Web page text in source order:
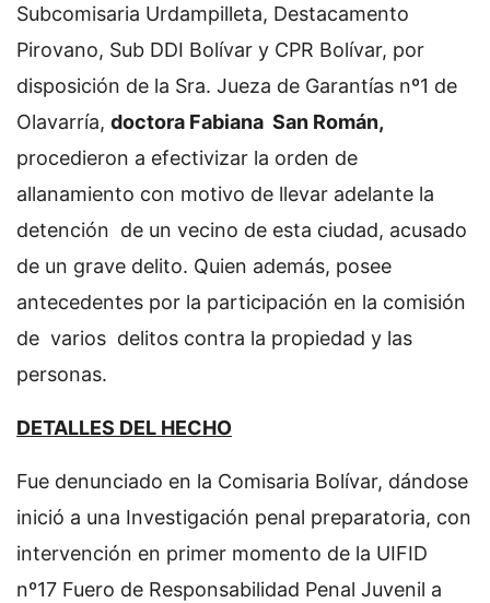
Subcomisaria Urdampilleta, Destacamento
Pirovano, Sub DDI Bolívar y CPR Bolívar, por
disposición de la Sra. Jueza de Garantías nº1 de
Olavarría, doctora Fabiana San Román,
procedieron a efectivizar la orden de
allanamiento con motivo de llevar adelante la
detención de un vecino de esta ciudad, acusado
de un grave delito. Quien además, posee
antecedentes por la participación en la comisión
de varios delitos contra la propiedad y las
personas.
DETALLES DEL HECHO
Fue denunciado en la Comisaria Bolívar, dándose
inició a una Investigación penal preparatoria, con
intervención en primer momento de la UIFID
nº17 Fuero de Responsabilidad Penal Juvenil a